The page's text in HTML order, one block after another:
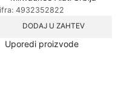
4932352822
DODAJ U ZAHTEV
Uporedi proizvode